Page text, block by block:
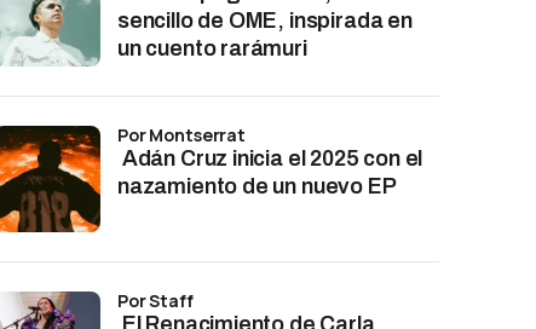
sencillo de OME, inspirada en
un cuento rarámuri
Adán Cruz inicia el 2025 con el
nazamiento de un nuevo EP
por Montserrat
El Renacimiento de Carla
por Staff